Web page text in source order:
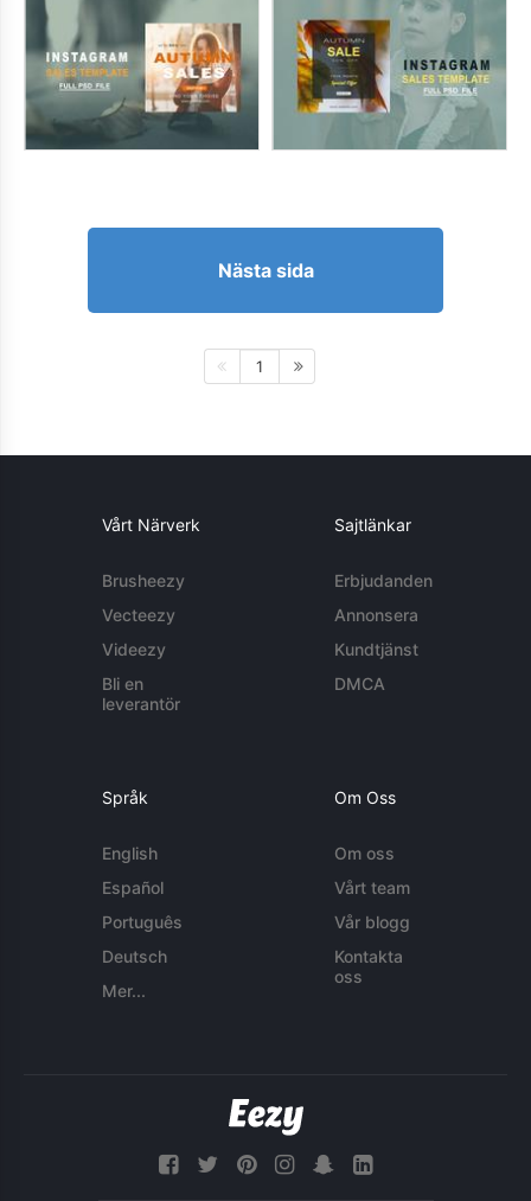
Nästa sida
1
Vårt Närverk
Brusheezy
Vecteezy
Videezy
Bli en
leverantör
Sajtlänkar
Erbjudanden
Annonsera
Kundtjänst
DMCA
Språk
English
Español
Português
Deutsch
Mer...
Om Oss
Om oss
Vårt team
Vår blogg
Kontakta
oss